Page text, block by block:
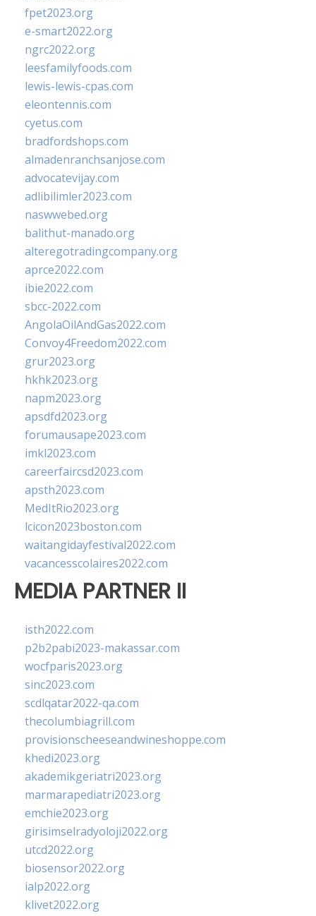
fpet2023.org
e-smart2022.org
ngrc2022.org
leesfamilyfoods.com
lewis-lewis-cpas.com
eleontennis.com
cyetus.com
bradfordshops.com
almadenranchsanjose.com
advocatevijay.com
adlibilimler2023.com
naswwebed.org
balithut-manado.org
alteregotradingcompany.org
aprce2022.com
ibie2022.com
sbcc-2022.com
AngolaOilAndGas2022.com
Convoy4Freedom2022.com
grur2023.org
hkhk2023.org
napm2023.org
apsdfd2023.org
forumausape2023.com
imkl2023.com
careerfaircsd2023.com
apsth2023.com
MedItRio2023.org
lcicon2023boston.com
waitangidayfestival2022.com
vacancesscolaires2022.com
MEDIA PARTNER II
isth2022.com
p2b2pabi2023-makassar.com
wocfparis2023.org
sinc2023.com
scdlqatar2022-qa.com
thecolumbiagrill.com
provisionscheeseandwineshoppe.com
khedi2023.org
akademikgeriatri2023.org
marmarapediatri2023.org
emchie2023.org
girisimselradyoloji2022.org
utcd2022.org
biosensor2022.org
ialp2022.org
klivet2022.org